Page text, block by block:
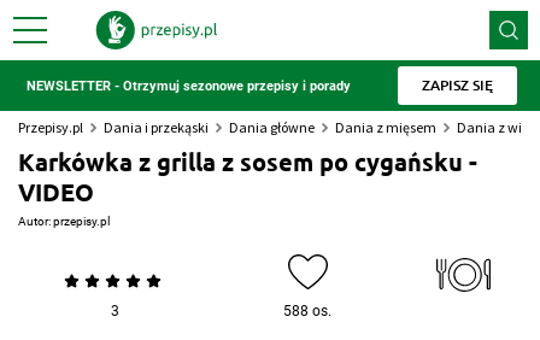
NEWSLETTER - Otrzymuj sezonowe przepisy i porady ZAPISZ SIĘ
Przepisy.pl Dania i przekąski Dania główne Dania z mięsem Dania z
Karkówka z grilla z sosem po cygańsku -
VIDEO
Autor:przepisy.pl
3 588 os.